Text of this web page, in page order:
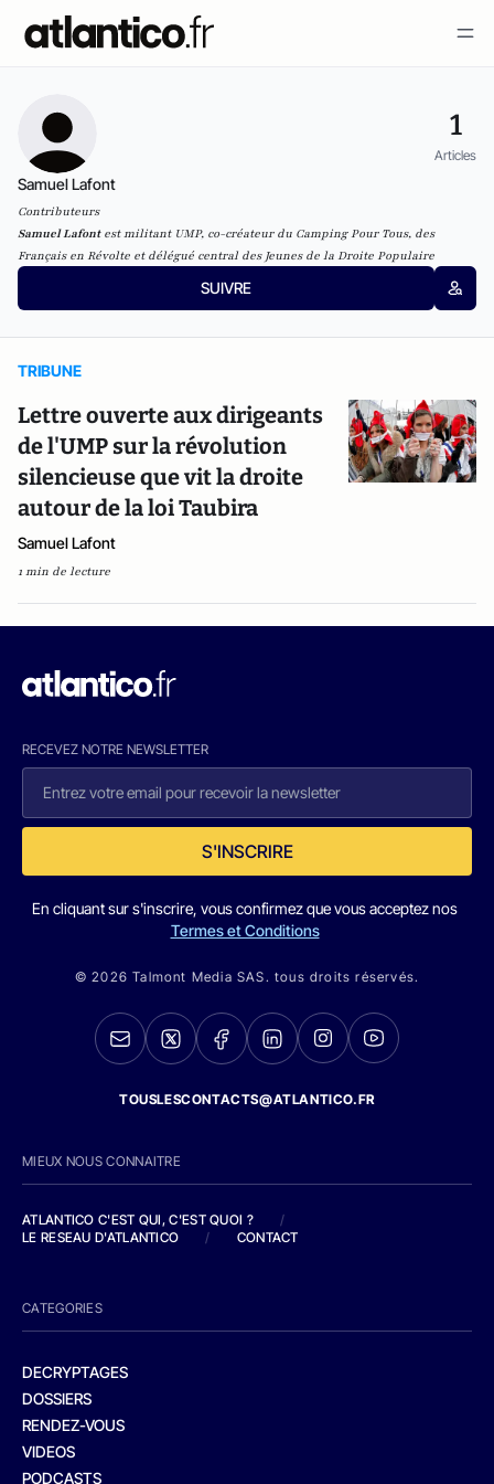
1
Articles
Samuel Lafont
Contributeurs
Samuel Lafontest militant UMP, co-créateur du Camping Pour Tous, des
Français en Révolte et délégué central des Jeunes de la Droite Populaire
SUIVRE
TRIBUNE
Lettre ouverte aux dirigeants
de l'UMP sur la révolution
silencieuse que vit la droite
autour de la loi Taubira
Samuel Lafont
1 min de lecture
RECEVEZ NOTRE NEWSLETTER
S'INSCRIRE
En cliquant sur s'inscrire, vous confirmez que vous acceptez nos
Termes et Conditions
© 2026 Talmont Media SAS. tous droits réservés.
TOUSLESCONTACTS@ATLANTICO.FR
MIEUX NOUS CONNAITRE
ATLANTICO C'EST QUI, C'EST QUOI ?
/
LE RESEAU D'ATLANTICO
/ CONTACT
CATEGORIES
DECRYPTAGES
DOSSIERS
RENDEZ-VOUS
VIDEOS
PODCASTS